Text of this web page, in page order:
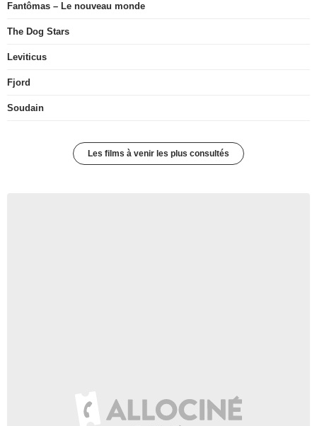
Fantômas – Le nouveau monde
The Dog Stars
Leviticus
Fjord
Soudain
Les films à venir les plus consultés